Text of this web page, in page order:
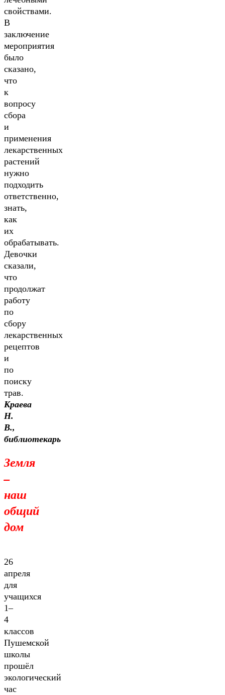
свойствами.
В
заключение
мероприятия
было
сказано,
что
к
вопросу
сбора
и
применения
лекарственных
растений
нужно
подходить
ответственно,
знать,
как
их
обрабатывать.
Девочки
сказали,
что
продолжат
работу
по
сбору
лекарственных
рецептов
и
по
поиску
трав.
Краева
Н.
В.,
библиотекарь
Земля
–
наш
общий
дом
26
апреля
для
учащихся
1–
4
классов
Пушемской
школы
прошёл
экологический
час